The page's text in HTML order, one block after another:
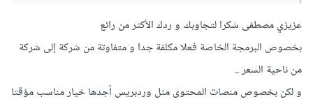
?term=coupons
الشركات في ذلك حيث أن التكلفة ستكون مرتفعة كما ذكرت وذلك
عزيزي مصطفى شكرا لتجاوبك و ردك الأكثر من رائع
بخصوص البرمجة الخاصة فعلا مكلفة جدا و متفاوتة من شركة إلى شركة
من ناحية السعر ..
و لكن بخصوص منصات المحتوى مثل وردبريس أجدها خيار مناسب مؤقتا